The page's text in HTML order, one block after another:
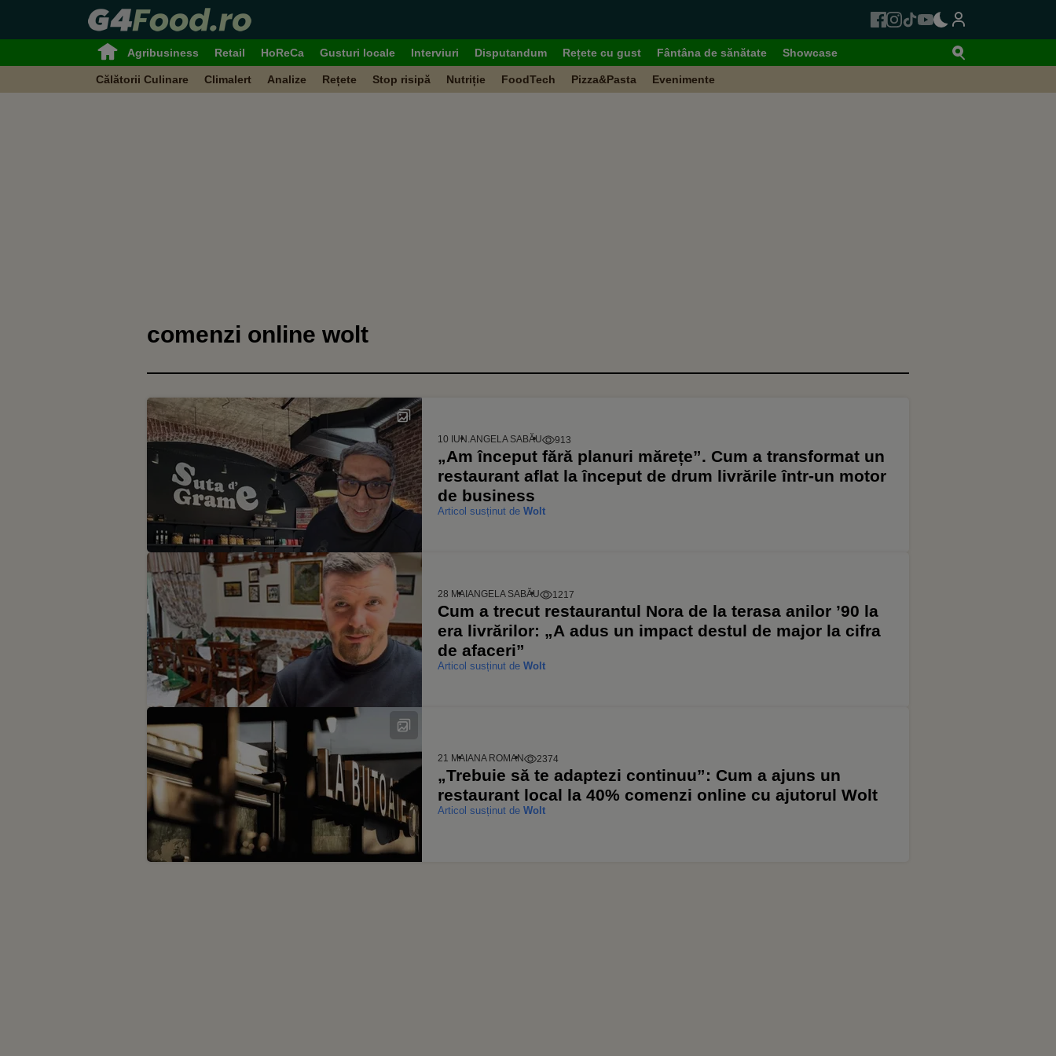
Agribusiness Retail HoReCa Gusturi locale Interviuri Disputandum Rețete cu gust Fântâna de sănătate Showcase
Călătorii Culinare Climalert Analize Rețete Stop risipă Nutriție FoodTech Pizza&Pasta Evenimente
comenzi online wolt
10 IUN. ANGELA SABĂU 913
„Am început fără planuri mărețe”. Cum a transformat un
restaurant aflat la început de drum livrările într-un motor
de business
Articol susținut de Wolt
28 MAIANGELA SABĂU 1217
Cum a trecut restaurantul Nora de la terasa anilor ’90 la
era livrărilor: „A adus un impact destul de major la cifra
de afaceri”
Articol susținut de Wolt
21 MAI ANA ROMAN 2374
„Trebuie să te adaptezi continuu”: Cum a ajuns un
restaurant local la 40% comenzi online cu ajutorul Wolt
Articol susținut de Wolt